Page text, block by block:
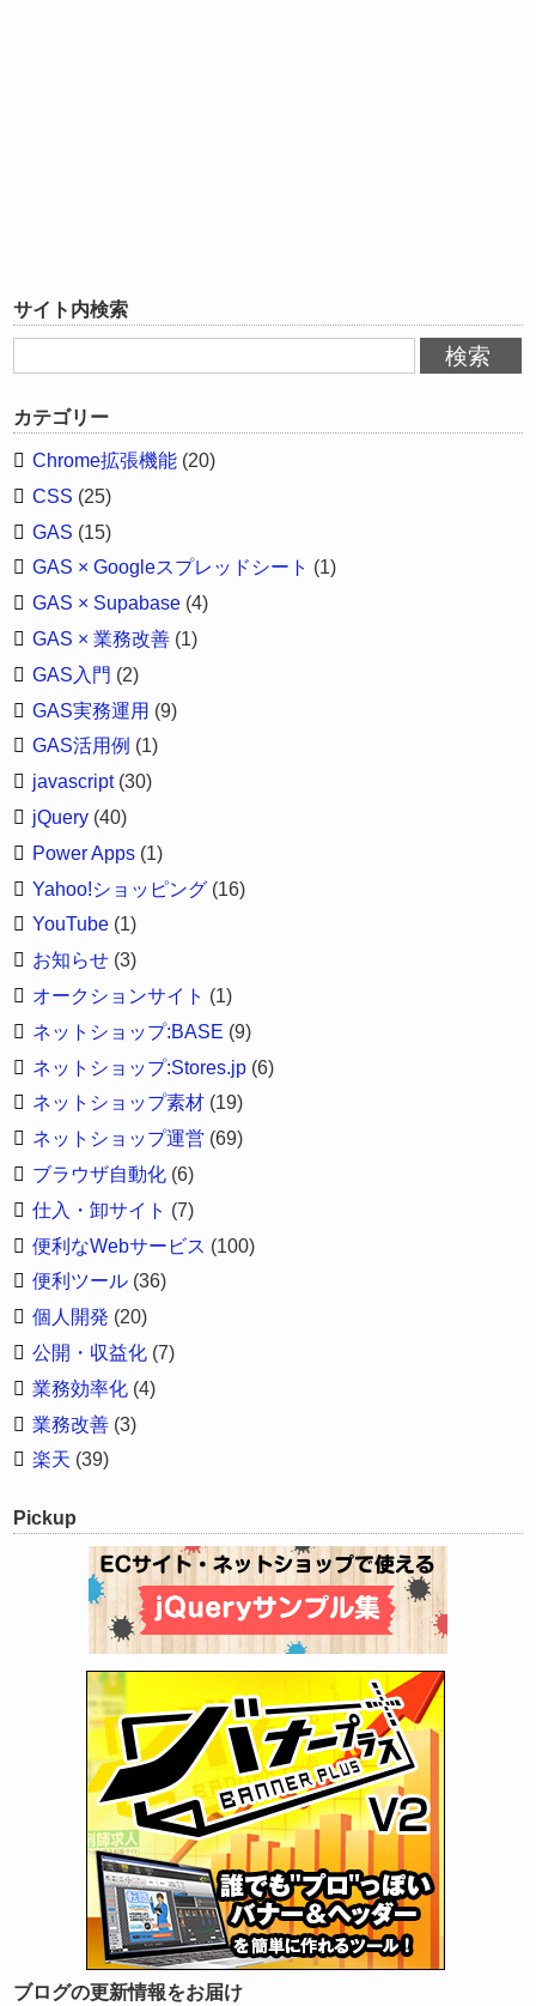
サイト内検索
カテゴリー
Chrome拡張機能 (20)
CSS (25)
GAS (15)
GAS × Googleスプレッドシート (1)
GAS × Supabase (4)
GAS × 業務改善 (1)
GAS入門 (2)
GAS実務運用 (9)
GAS活用例 (1)
javascript(30)
jQuery (40)
Power Apps (1)
Yahoo!ショッピング (16)
YouTube (1)
お知らせ (3)
オークションサイト (1)
ネットショップ:BASE (9)
ネットショップ:Stores.jp (6)
ネットショップ素材 (19)
ネットショップ運営 (69)
ブラウザ自動化 (6)
仕入・卸サイト (7)
便利なWebサービス (100)
便利ツール (36)
個人開発 (20)
公開・収益化 (7)
業務効率化 (4)
業務改善 (3)
楽天 (39)
Pickup
ブログの更新情報をお届け